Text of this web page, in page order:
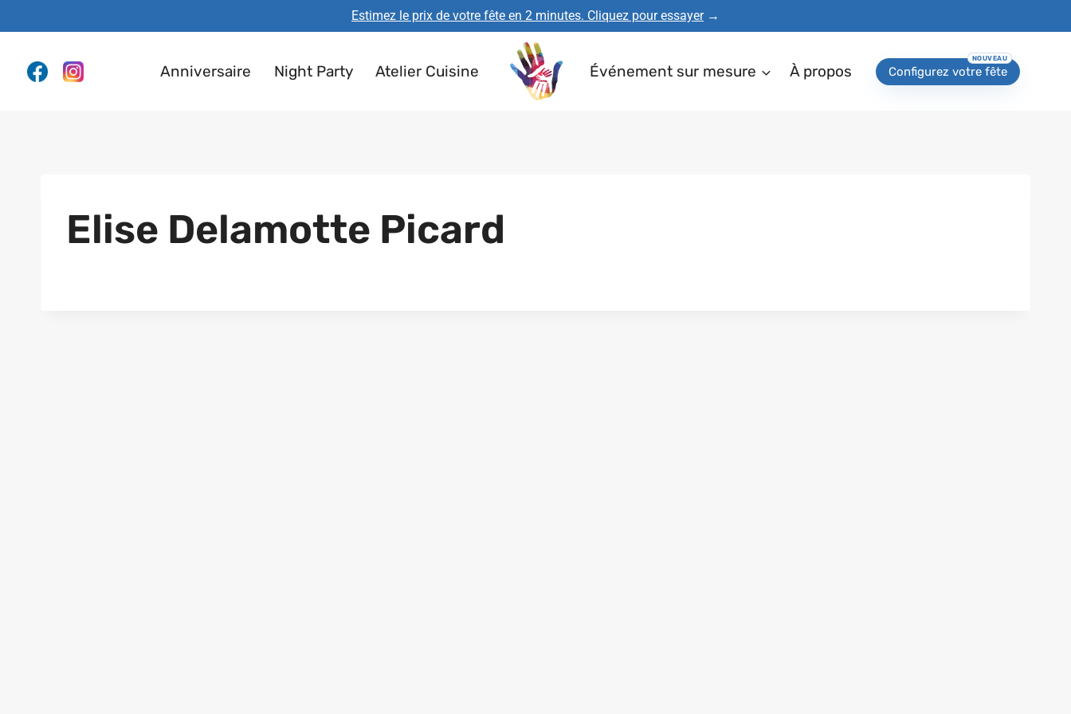
au
contenu
Estimez le prix de votre fête en 2 minutes. Cliquez pour essayer→
Anniversaire Night Party Atelier Cuisine Événement sur mesure À propos Configurez votre fête
Elise Delamotte Picard